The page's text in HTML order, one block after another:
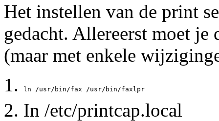
Het instellen van de print
gedacht. Allereerst moet je
(maar met enkele
In /etc/printcap.local